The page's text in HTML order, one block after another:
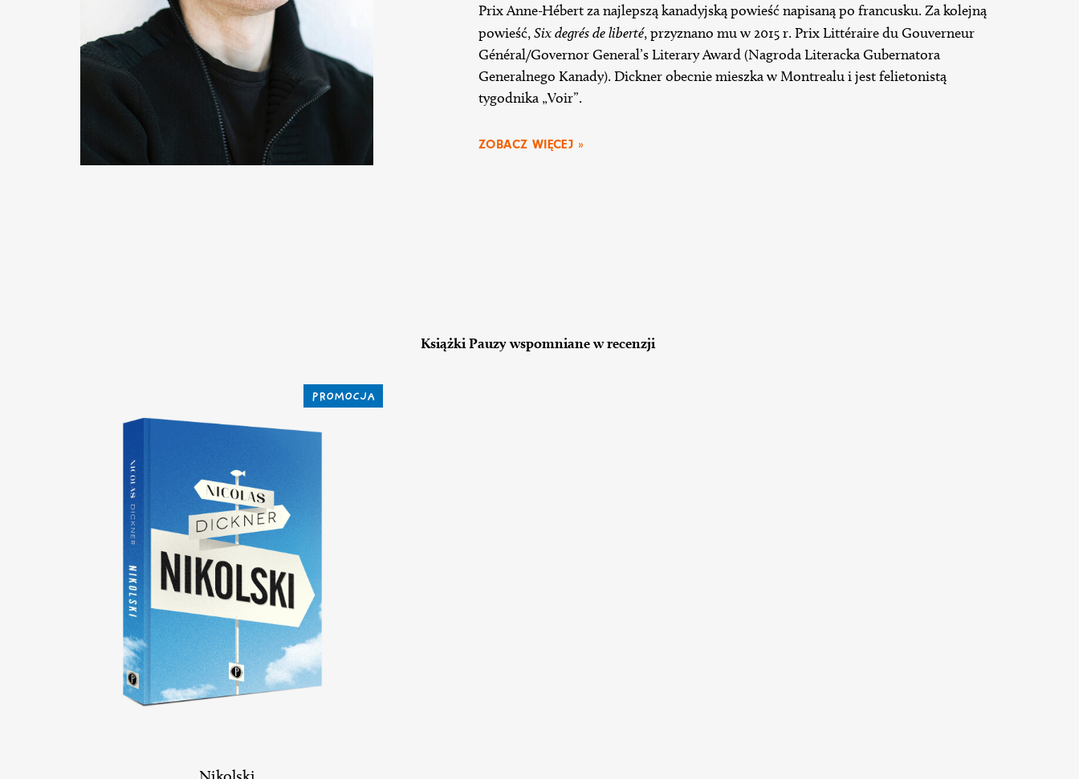
Prix Anne-Hébert za najlepszą kanadyjską powieść napisaną po francusku. Za kolejną
powieść,Six degrés de liberté, przyznano mu w 2015 r. Prix Littéraire du Gouverneur
Général/Governor General’s Literary Award (Nagroda Literacka Gubernatora
Generalnego Kanady). Dickner obecnie mieszka w Montrealu i jest felietonistą
tygodnika „Voir”.
ZOBACZ WIĘCEJ »
Książki Pauzy wspomniane w recenzji
PROMOCJA